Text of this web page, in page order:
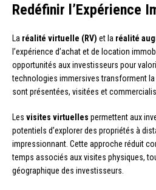
Redéfinir l’Expérience
La réalité virtuelle (RV) et la réalité
l’expérience d’achat et de location
opportunités aux investisseurs pour
technologies immersives transforment
sont présentées, visitées et
Les visites virtuelles permettent aux
potentiels d’explorer des propriétés à
impressionnant. Cette approche réduit
temps associés aux visites physiques,
géographique des investisseurs.